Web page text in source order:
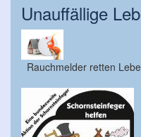
Unauffällige
Rauchmelder retten